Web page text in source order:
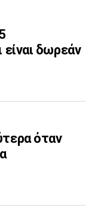
είναι δωρεάν
όταν